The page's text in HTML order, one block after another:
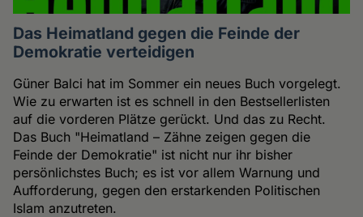
Das Heimatland gegen die Feinde der
Demokratie verteidigen
Güner Balci hat im Sommer ein neues Buch vorgelegt.
Wie zu erwarten ist es schnell in den Bestsellerlisten
auf die vorderen Plätze gerückt. Und das zu Recht.
Das Buch "Heimatland – Zähne zeigen gegen die
Feinde der Demokratie" ist nicht nur ihr bisher
persönlichstes Buch; es ist vor allem Warnung und
Aufforderung, gegen den erstarkenden Politischen
Islam anzutreten.